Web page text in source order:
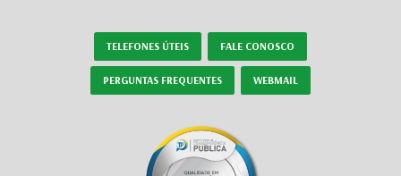
TELEFONES ÚTEIS FALE CONOSCO
PERGUNTAS FREQUENTES WEBMAIL